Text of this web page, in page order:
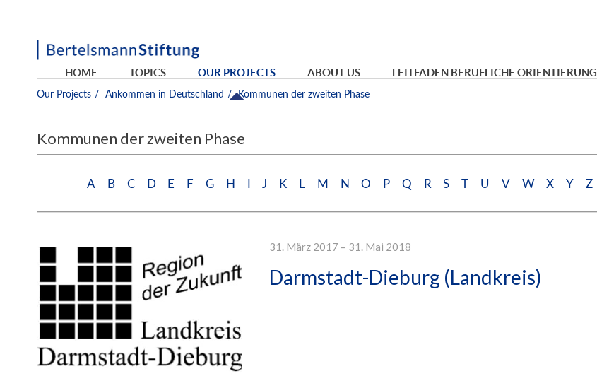
HOME
TOPICS OUR PROJECTS ABOUT US LEITFADEN BERUFLICHE ORIENTIERUNG
Kommunen
der
Phase
Our Projects Ankommen in Deutschland Kommunen der zweiten Phase
Kommunen der zweiten Phase
Sprungmarken
den
A B C D E F G H J K L M N O P Q R S T U V W X Y Z
31. März 2017 – 31. Mai 2018
Darmstadt-Dieburg (Landkreis)